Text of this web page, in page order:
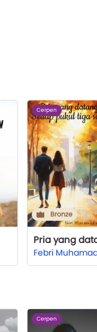
Cerpen
Bronze
Cerpen